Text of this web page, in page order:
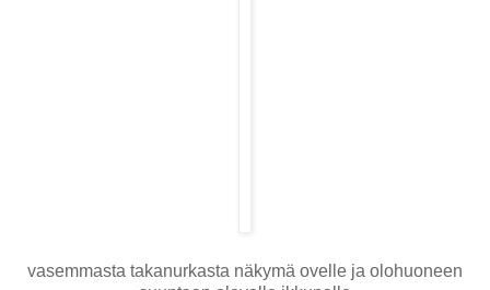
vasemmasta takanurkasta näkymä ovelle ja olohuoneen